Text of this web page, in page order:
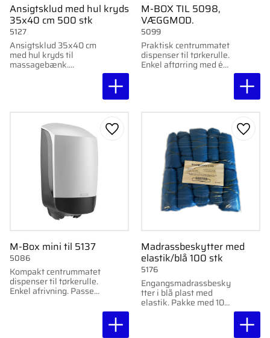
Ansigtsklud med hul kryds
35x40 cm 500 stk
Ansigtsklud 35x40 cm
med hul kryds til
massagebænk.
Hygiejnisk og
5127
M-BOX TIL 5098,
VÆGGMOD.
Praktisk centrummatet
dispenser til tørkerulle.
Enkel aftørring med én
hånd. Gennemsigtige
5099
M-Box mini til 5137
Kompakt centrummatet
dispenser til tørkerulle.
Enkel afrivning. Passer
5086
Gem som favorit
Madrassbeskytter med
elastik/blå 100 stk
Engangsmadrassbesky
tter i blå plast med
elastik. Pakke med 100
5176
Gem